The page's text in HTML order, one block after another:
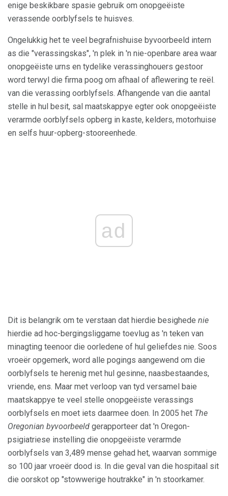
enige beskikbare spasie gebruik om onopgeëiste
verassende oorblyfsels te huisves.
Ongelukkig het te veel begrafnishuise byvoorbeeld intern
as die "verassingskas", 'n plek in 'n nie-openbare area waar
onopgeëiste urns en tydelike verassinghouers gestoor
word terwyl die firma poog om afhaal of aflewering te reël.
van die verassing oorblyfsels. Afhangende van die aantal
stelle in hul besit, sal maatskappye egter ook onopgeëiste
verarmde oorblyfsels opberg in kaste, kelders, motorhuise
en selfs huur-opberg-stooreenhede.
ad
Dit is belangrik om te verstaan ​​dat hierdie besighede nie
hierdie ad hoc-bergingsliggame toevlug as 'n teken van
minagting teenoor die oorledene of hul geliefdes nie. Soos
vroeër opgemerk, word alle pogings aangewend om die
oorblyfsels te herenig met hul gesinne, naasbestaandes,
vriende, ens. Maar met verloop van tyd versamel baie
maatskappye te veel stelle onopgeëiste verassings
oorblyfsels en moet iets daarmee doen. In 2005 het The
Oregonian byvoorbeeld gerapporteer dat 'n Oregon-
psigiatriese instelling die onopgeëiste verarmde
oorblyfsels van 3,489 mense gehad het, waarvan sommige
so 100 jaar vroeër dood is. In die geval van die hospitaal sit
die oorskot op "stowwerige houtrakke" in 'n stoorkamer.